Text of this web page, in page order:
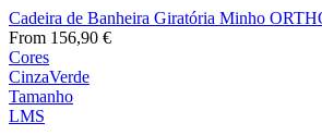
Cadeira de Banheira Giratória Minho
From 156,90 €
Cores
CinzaVerde
Tamanho
LMS